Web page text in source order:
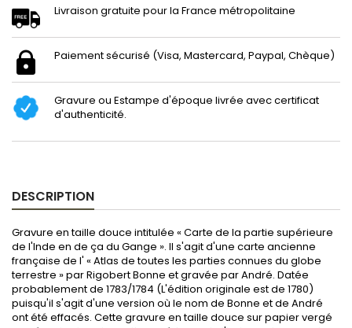
Livraison gratuite pour la France métropolitaine
Paiement sécurisé (Visa, Mastercard, Paypal, Chèque)
Gravure ou Estampe d'époque livrée avec certificat
d'authenticité.
DESCRIPTION
Gravure en taille douce intitulée « Carte de la partie supérieure
de l'Inde en de ça du Gange ». Il s'agit d'une carte ancienne
française de l' « Atlas de toutes les parties connues du globe
terrestre » par Rigobert Bonne et gravée par André. Datée
probablement de 1783/1784 (L'édition originale est de 1780)
puisqu'il s'agit d'une version où le nom de Bonne et de André
ont été effacés. Cette gravure en taille douce sur papier vergé